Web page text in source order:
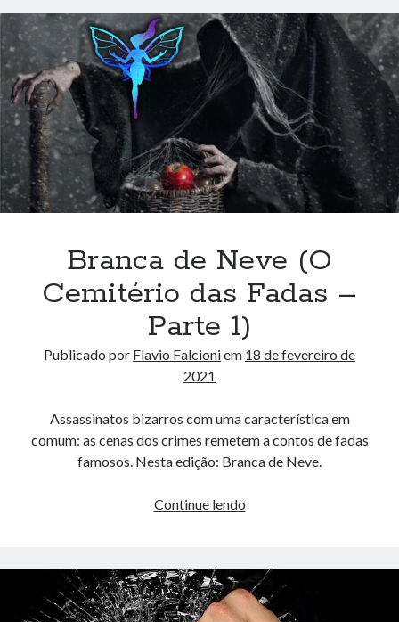
(O
Cemitério
das
Fadas
Parte
2)
Branca de Neve (O
Cemitério das Fadas –
Parte 1)
Publicado por Flavio Falcioniem 18 de fevereiro de
2021
Assassinatos bizarros com uma característica em
comum: as cenas dos crimes remetem a contos de fadas
famosos. Nesta edição: Branca de Neve.
Continue lendoBranca
(O
Cemitério
das